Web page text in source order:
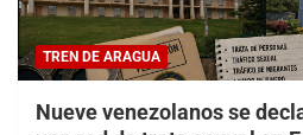
TREN DE ARAGUA
Nueve venezolanos se